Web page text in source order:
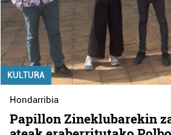
KULTURA
Hondarribia
Papillon Zineklubarekin